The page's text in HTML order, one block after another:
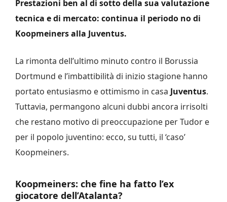
Prestazioni ben al di sotto della sua valutazione
tecnica e di mercato: continua il periodo no di
Koopmeiners alla Juventus.
La rimonta dell’ultimo minuto contro il Borussia
Dortmund e l’imbattibilità di inizio stagione hanno
portato entusiasmo e ottimismo in casa Juventus.
Tuttavia, permangono alcuni dubbi ancora irrisolti
che restano motivo di preoccupazione per Tudor e
per il popolo juventino: ecco, su tutti, il ‘caso’
Koopmeiners.
Koopmeiners: che fine ha fatto l’ex
giocatore dell’Atalanta?